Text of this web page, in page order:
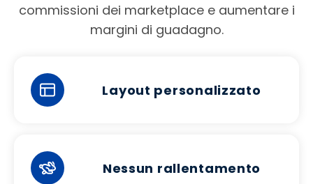
commissioni dei marketplace e aumentare i
margini di guadagno.
Layout personalizzato
Nessun rallentamento